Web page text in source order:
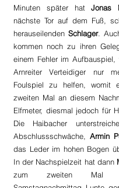
Minuten später hat Jonas
nächste Tor auf dem Fuß,
herauseilenden Schlager.
kommen noch zu ihren
einem Fehler im
Arnreiter Verteidiger nur
Foulspiel zu helfen, womit
zweiten Mal an diesem
Elfmeter, diesmal jedoch für
Die Haibacher
Abschlussschwäche, Armin
das Leder im hohen Bogen
In der Nachspielzeit hat dann
zum zweiten Mal